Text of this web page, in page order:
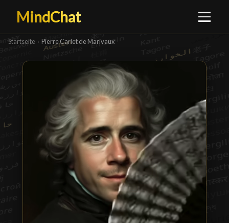
MindChat
Startseite › Pierre Carlet de Marivaux